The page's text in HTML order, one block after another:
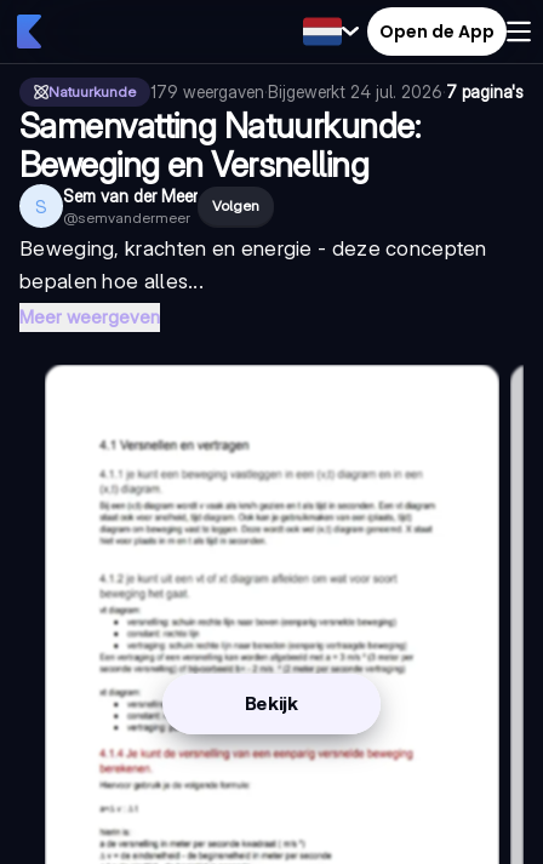
Open de App
Natuurkunde 179 weergaven·Bijgewerkt 24 jul. 2026·7 pagina's
Samenvatting Natuurkunde:
Beweging en Versnelling
S Sem van der Meer
@semvandermeer
Volgen
Beweging, krachten en energie - deze concepten
bepalen hoe alles...
Meer weergeven
Bekijk